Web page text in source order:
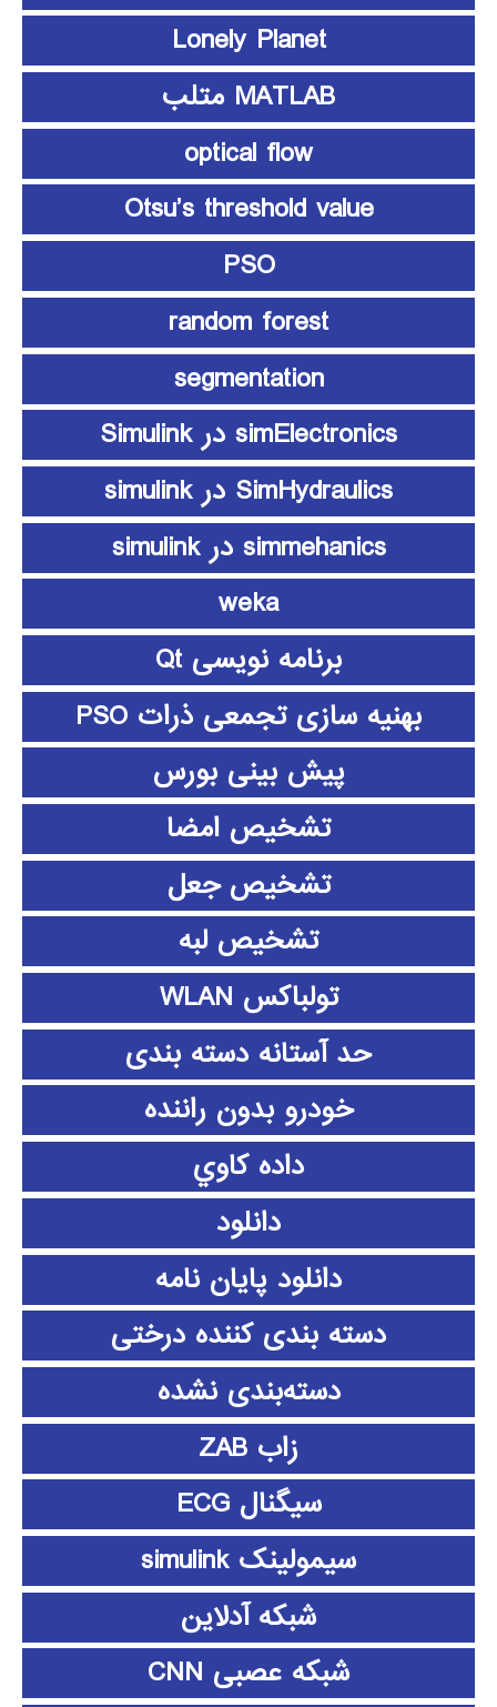
Lonely Planet
MATLAB متلب
optical flow
Otsu’s threshold value
PSO
random forest
segmentation
simElectronics در Simulink
SimHydraulics در simulink
simmehanics در simulink
weka
برنامه نویسی Qt
بهنیه سازی تجمعی ذرات PSO
پیش بینی بورس
تشخیص امضا
تشخیص جعل
تشخیص لبه
تولباکس WLAN
حد آستانه دسته بندی
خودرو بدون راننده
داده كاوي
دانلود
دانلود پايان نامه
دسته بندی کننده درختی
دسته‌بندی نشده
زاب ZAB
سیگنال ECG
سیمولینک simulink
شبکه آدلاین
شبکه عصبی CNN